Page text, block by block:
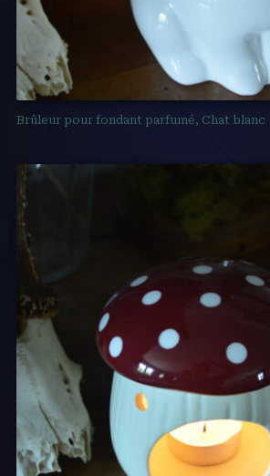
Brûleur pour fondant parfumé, Chat blanc